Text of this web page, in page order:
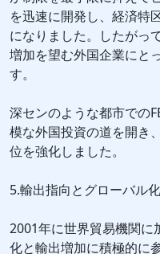
を迅速に開発し、経済特
になりました。したがっ
増加を望む外国企業にと
す。
深センのような都市での
模な外国投資の道を開き
位を強化しました。
5.輸出指向とグローバル化
2001年に世界貿易機関に
化と輸出増加に積極的に